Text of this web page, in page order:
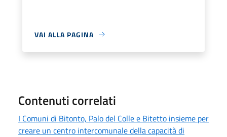
VAI ALLA PAGINA
Contenuti correlati
I Comuni di Bitonto, Palo del Colle e Bitetto insieme per
creare un centro intercomunale della capacità di